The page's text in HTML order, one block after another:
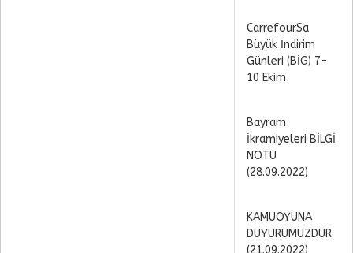
CarrefourSa
Büyük İndirim
Günleri (BİG) 7-
10 Ekim
Bayram
İkramiyeleri BİLGİ
NOTU
(28.09.2022)
KAMUOYUNA
DUYURUMUZDUR
(21.09.2022)